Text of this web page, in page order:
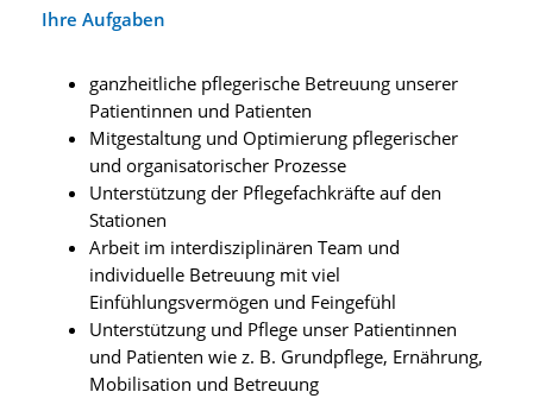
Ihre Aufgaben
ganzheitliche pflegerische Betreuung unserer
Patientinnen und Patienten
Mitgestaltung und Optimierung pflegerischer
und organisatorischer Prozesse
Unterstützung der Pflegefachkräfte auf den
Stationen
Arbeit im interdisziplinären Team und
individuelle Betreuung mit viel
Einfühlungsvermögen und Feingefühl
Unterstützung und Pflege unser Patientinnen
und Patienten wie z. B. Grundpflege, Ernährung,
Mobilisation und Betreuung